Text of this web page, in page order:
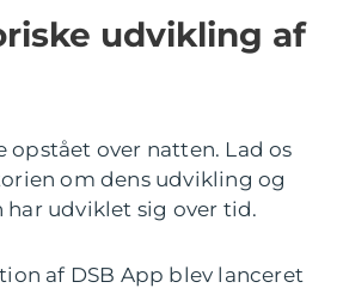
udvikling af
opstået over natten. Lad os
om dens udvikling og
har udviklet sig over tid.
af DSB App blev lanceret